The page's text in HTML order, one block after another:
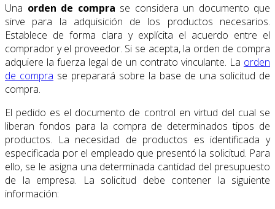
Una orden de compra se considera un documento que
sirve para la adquisición de los productos necesarios.
Establece de forma clara y explícita el acuerdo entre el
comprador y el proveedor. Si se acepta, la orden de compra
adquiere la fuerza legal de un contrato vinculante. La orden
de compra se preparará sobre la base de una solicitud de
compra.
El pedido es el documento de control en virtud del cual se
liberan fondos para la compra de determinados tipos de
productos. La necesidad de productos es identificada y
especificada por el empleado que presentó la solicitud. Para
ello, se le asigna una determinada cantidad del presupuesto
de la empresa. La solicitud debe contener la siguiente
información: